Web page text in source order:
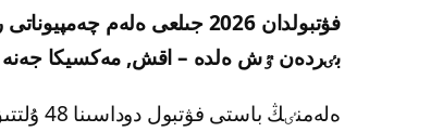
فۋتبولدان 2026 جىلعى ەلەم
بٸردەن ٷش ەلدە – اقش, مەكسيكا جەنە